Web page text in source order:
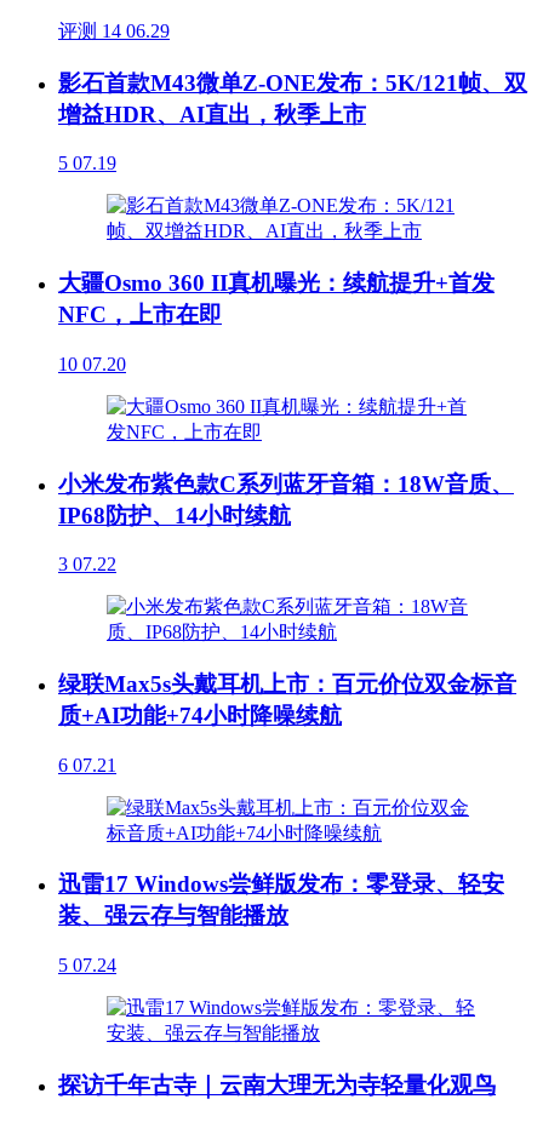
评测 14 06.29
影石首款M43微单Z-ONE发布：5K/121帧、双
增益HDR、AI直出，秋季上市
5 07.19
大疆Osmo 360 II真机曝光：续航提升+首发
NFC，上市在即
10 07.20
小米发布紫色款C系列蓝牙音箱：18W音质、
IP68防护、14小时续航
3 07.22
绿联Max5s头戴耳机上市：百元价位双金标音
质+AI功能+74小时降噪续航
6 07.21
迅雷17 Windows尝鲜版发布：零登录、轻安
装、强云存与智能播放
5 07.24
探访千年古寺｜云南大理无为寺轻量化观鸟